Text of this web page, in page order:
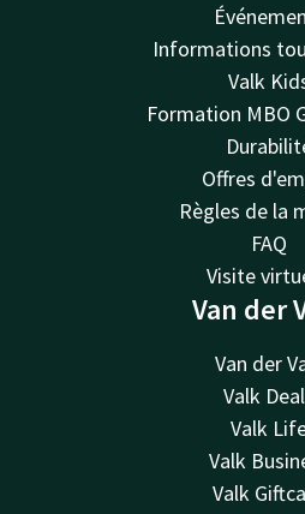
Informations
Valk
Formation MBO
Offres
Règles de la
FAQ
Visite
Van der
Van der
Valk
Valk
Valk
Valk